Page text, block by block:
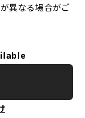
異なる場合がご